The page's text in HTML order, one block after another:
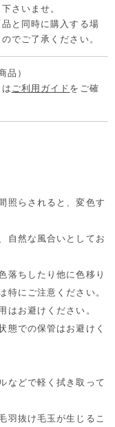
さいませ。
と同時に購入する場
でご了承ください。
品）
ご利用ガイド をご確
照らされると、変色す
自然な風合いとしてお
落ちしたり他に色移り
特にご注意ください。
はお避けください。
態での保管はお避けく
などで軽く拭き取って
羽抜け毛玉が生じるこ